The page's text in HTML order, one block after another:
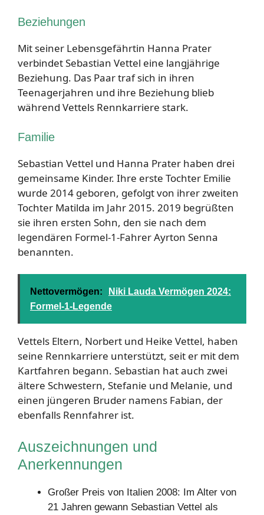
Beziehungen
Mit seiner Lebensgefährtin Hanna Prater
verbindet Sebastian Vettel eine langjährige
Beziehung. Das Paar traf sich in ihren
Teenagerjahren und ihre Beziehung blieb
während Vettels Rennkarriere stark.
Familie
Sebastian Vettel und Hanna Prater haben drei
gemeinsame Kinder. Ihre erste Tochter Emilie
wurde 2014 geboren, gefolgt von ihrer zweiten
Tochter Matilda im Jahr 2015. 2019 begrüßten
sie ihren ersten Sohn, den sie nach dem
legendären Formel-1-Fahrer Ayrton Senna
benannten.
Nettovermögen:
Niki Lauda Vermögen 2024:
Formel-1-Legende
Vettels Eltern, Norbert und Heike Vettel, haben
seine Rennkarriere unterstützt, seit er mit dem
Kartfahren begann. Sebastian hat auch zwei
ältere Schwestern, Stefanie und Melanie, und
einen jüngeren Bruder namens Fabian, der
ebenfalls Rennfahrer ist.
Auszeichnungen und
Anerkennungen
Großer Preis von Italien 2008: Im Alter von
21 Jahren gewann Sebastian Vettel als